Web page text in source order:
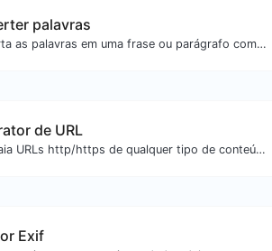
palavras
Inverta as palavras em uma frase ou parágrafo com facilidade.
de URL
Extraia URLs http/https de qualquer tipo de conteúdo textual.
Exif